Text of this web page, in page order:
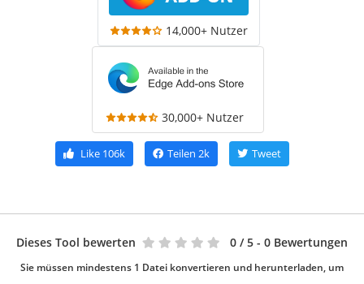
14,000+ Nutzer
30,000+ Nutzer
Like 106k Teilen 2k Tweet
Dieses Tool bewerten 0 / 5 - 0 Bewertungen
Sie müssen mindestens 1 Datei konvertieren und herunterladen, um